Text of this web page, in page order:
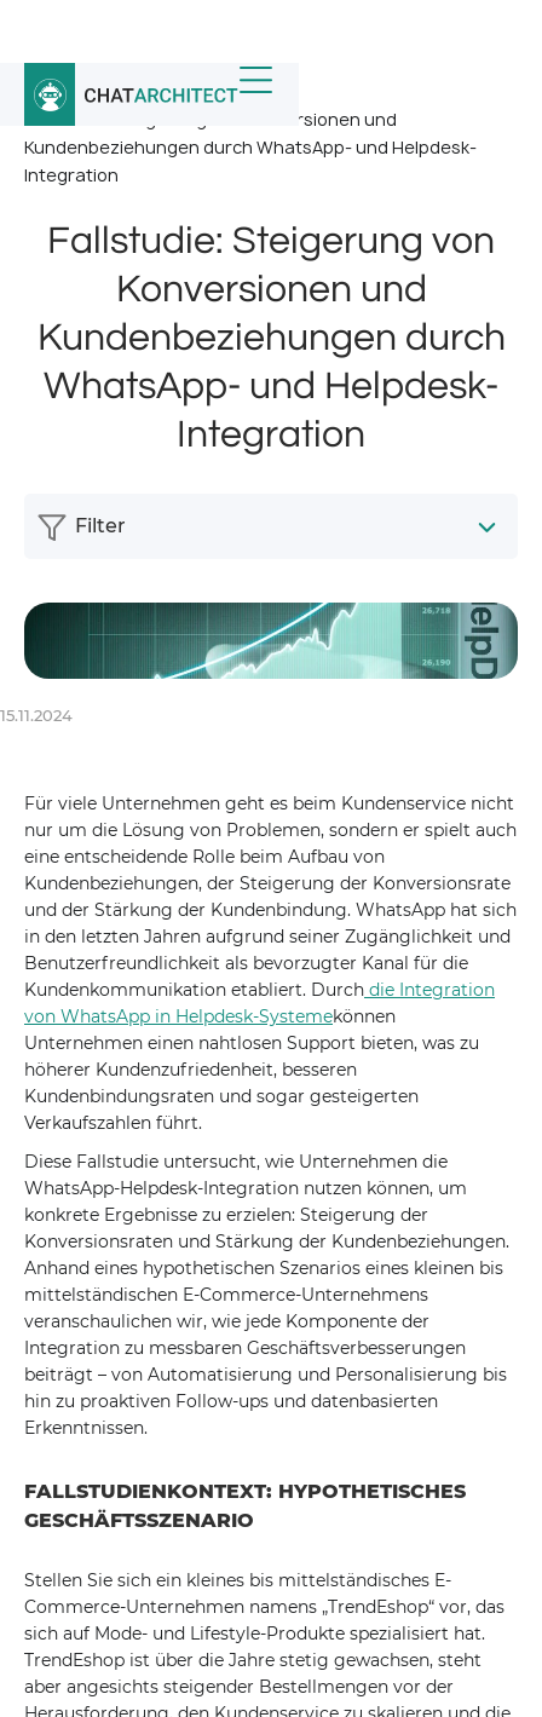
Startseite / Nachricht /
Fallstudie: Steigerung von Konversionen und
Kundenbeziehungen durch WhatsApp- und Helpdesk-
Integration
Fallstudie: Steigerung von
Konversionen und
Kundenbeziehungen durch
WhatsApp- und Helpdesk-
Integration
15.11.2024
Für viele Unternehmen geht es beim Kundenservice nicht
nur um die Lösung von Problemen, sondern er spielt auch
eine entscheidende Rolle beim Aufbau von
Kundenbeziehungen, der Steigerung der Konversionsrate
und der Stärkung der Kundenbindung. WhatsApp hat sich
in den letzten Jahren aufgrund seiner Zugänglichkeit und
Benutzerfreundlichkeit als bevorzugter Kanal für die
Kundenkommunikation etabliert. Durch die Integration
von WhatsApp in Helpdesk-Systemekönnen
Unternehmen einen nahtlosen Support bieten, was zu
höherer Kundenzufriedenheit, besseren
Kundenbindungsraten und sogar gesteigerten
Verkaufszahlen führt.
Diese Fallstudie untersucht, wie Unternehmen die
WhatsApp-Helpdesk-Integration nutzen können, um
konkrete Ergebnisse zu erzielen: Steigerung der
Konversionsraten und Stärkung der Kundenbeziehungen.
Anhand eines hypothetischen Szenarios eines kleinen bis
mittelständischen E-Commerce-Unternehmens
veranschaulichen wir, wie jede Komponente der
Integration zu messbaren Geschäftsverbesserungen
beiträgt – von Automatisierung und Personalisierung bis
hin zu proaktiven Follow-ups und datenbasierten
Erkenntnissen.
FALLSTUDIENKONTEXT: HYPOTHETISCHES
GESCHÄFTSSZENARIO
Stellen Sie sich ein kleines bis mittelständisches E-
Commerce-Unternehmen namens „TrendEshop“ vor, das
sich auf Mode- und Lifestyle-Produkte spezialisiert hat.
TrendEshop ist über die Jahre stetig gewachsen, steht
aber angesichts steigender Bestellmengen vor der
Filter